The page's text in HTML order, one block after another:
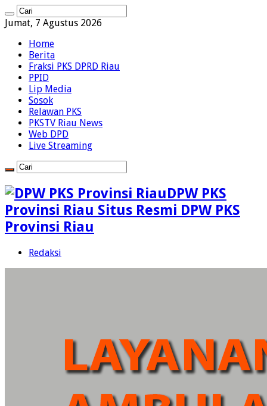
Jumat, 7 Agustus 2026
Home
Berita
Fraksi PKS DPRD Riau
PPID
Lip Media
Sosok
Relawan PKS
PKSTV Riau News
Web DPD
Live Streaming
DPW PKS
Provinsi Riau Situs Resmi DPW PKS
Provinsi Riau
Redaksi